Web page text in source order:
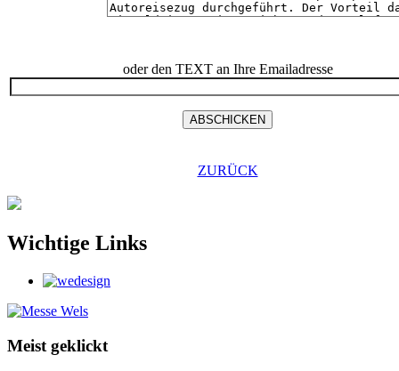
oder den TEXT an Ihre Emailadresse
ZURÜCK
Wichtige Links
Meist geklickt